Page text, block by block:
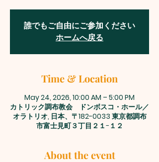
誰でもご自由にご参加ください
ホームへ戻る
Time & Location
May 24, 2026, 10:00 AM – 5:00 PM
カトリック調布教会 ドンボスコ・ホール／
オラトリオ, 日本、〒182-0033 東京都調布
市富士見町３丁目２１−１２
About the event